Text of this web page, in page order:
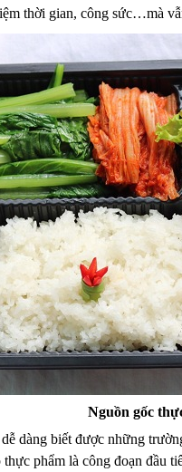
thời gian, công sức…mà
Nguồn gốc
dàng biết được những
phẩm là công đoạn đầu